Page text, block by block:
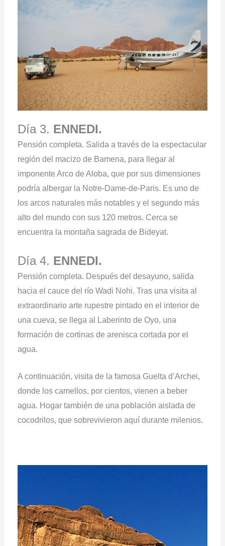
Día 3. ENNEDI.
Pensión completa. Salida a través de la espectacular
región del macizo de Bamena, para llegar al
imponente Arco de Aloba, que por sus dimensiones
podría albergar la Notre-Dame-de-Paris. Es uno de
los arcos naturales más notables y el segundo más
alto del mundo con sus 120 metros. Cerca se
encuentra la montaña sagrada de Bideyat.
Día 4. ENNEDI.
Pensión completa. Después del desayuno, salida
hacia el cauce del río Wadi Nohi. Tras una visita al
extraordinario arte rupestre pintado en el interior de
una cueva, se llega al Laberinto de Oyo, una
formación de cortinas de arenisca cortada por el
agua.
A continuación, visita de la famosa Guelta d’Archei,
donde los camellos, por cientos, vienen a beber
agua. Hogar también de una población aislada de
cocodrilos, que sobrevivieron aquí durante milenios.